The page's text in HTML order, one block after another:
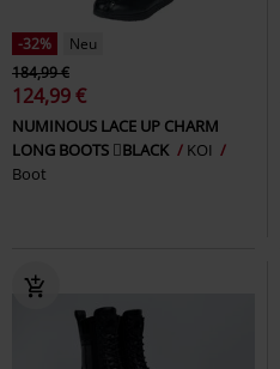
-32%
Neu
184,99 €
124,99 €
NUMINOUS LACE UP CHARM
LONG BOOTS BLACK
KOI
Boot